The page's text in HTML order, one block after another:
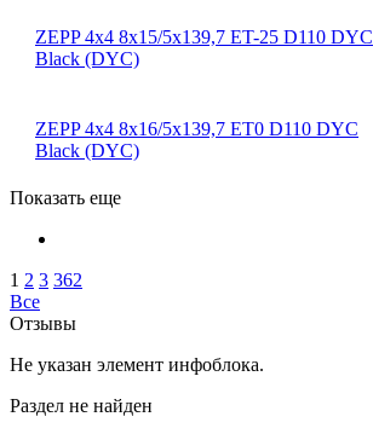
ZEPP 4x4 8x15/5x139,7 ET-25 D110 DYC
Black (DYC)
ZEPP 4x4 8x16/5x139,7 ET0 D110 DYC
Black (DYC)
Показать еще
1 2 3 362
Все
Отзывы
Не указан элемент инфоблока.
Раздел не найден